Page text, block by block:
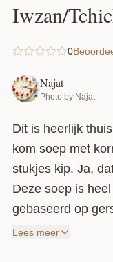
Iwzan/
0
Najat
Photo by Najat
Dit is heerlijk
kom soep met
stukjes kip. Ja,
Deze soep is
gebaseerd op
wat anders
Lees meer